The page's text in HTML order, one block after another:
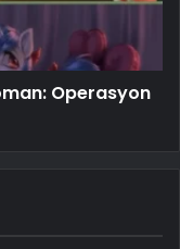
Operasyon